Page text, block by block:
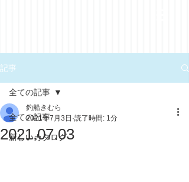
記事
全ての記事
新しいカタログ
全ての記事
2021.07.03
釣船きむら
2021年7月3日 読了時間: 1分